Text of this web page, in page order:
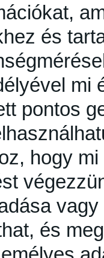
és
mi
pontos
hogy
és